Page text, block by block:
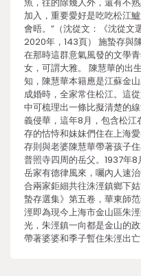
加入，重要愛好是吃吃松江
會晤。”（沈從文：《沈從文
2020年，143頁） 施蟄存與
在那時這群意氣風發的文學
女，可謂大雅。 陳慧華的出
知，陳慧華本籍應是江蘇金
成婚時，全家常住松江。這
中可梳理出一條比擬清楚的
義侵華，這年8月，包含松
存的怙恃和妹妹們住在上海
存則與老婆陳慧華帶著孩子
普照寺四周的岳父。1937年8
岳家有德律風來，囑內人速
合兩家鉅細共往洙涇鎮鄉下
蟄存選集》第五卷，華東師
涇即為現今上海市金山區朱
光，朱涇鎮一向都是金山的
帶著婆婆和季子暫住朱涇出